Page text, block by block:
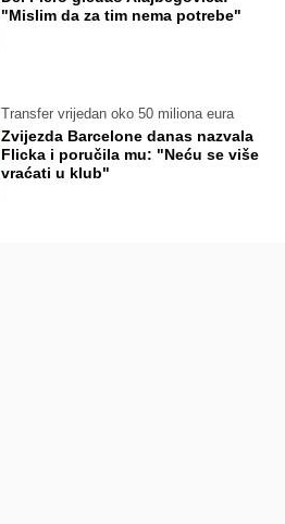
"Mislim da za tim nema potrebe"
Transfer vrijedan oko 50 miliona eura
Zvijezda Barcelone danas nazvala
Flicka i poručila mu: "Neću se više
vraćati u klub"